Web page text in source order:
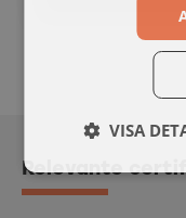
Relevante
VISA